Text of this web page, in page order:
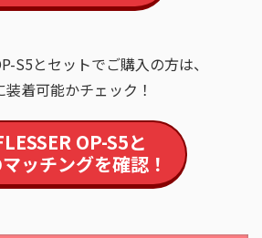
S5とセットでご購入の方は、
装着可能かチェック！
OP-S5と
ッチングを確認！